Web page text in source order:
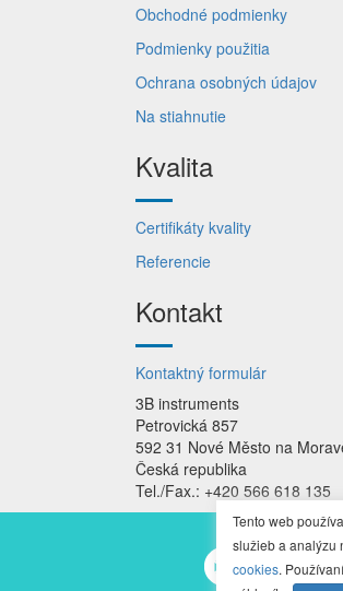
Obchodné podmienky
Podmienky použitia
Ochrana osobných údajov
Na stiahnutie
Kvalita
Certifikáty kvality
Referencie
Kontakt
Kontaktný formulár
3B instruments
Petrovická 857
592 31 Nové Město na
Česká republika
Tel./Fax.: +420 566 618 135
Tento web
služieb a analýzu
cookies.